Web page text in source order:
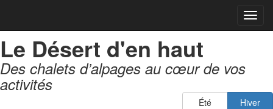
le
Le Désert d'en haut
Des chalets d’alpages au cœur de vos
activités
Été Hiver